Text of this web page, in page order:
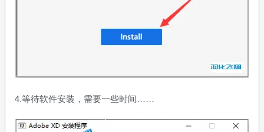
4.等待软件安装，需要一些时间……